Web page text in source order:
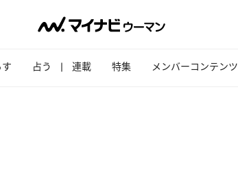
占う 連載 特集 メンバーコンテンツ